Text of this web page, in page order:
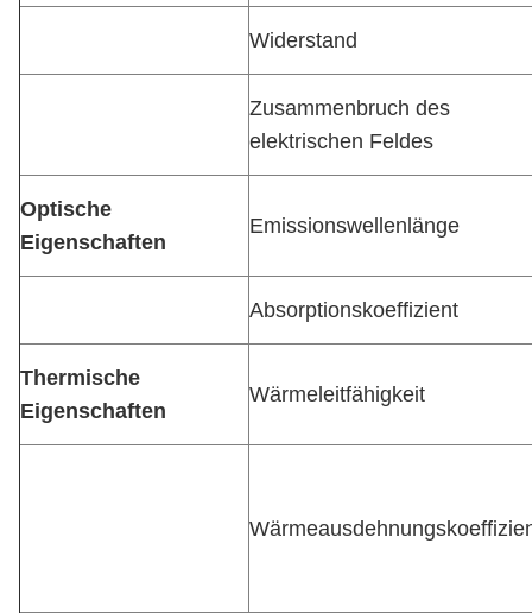
Widerstand
Zusammenbruch des
elektrischen Feldes
Optische
Eigenschaften
Emissionswellenlänge
Absorptionskoeffizient
Thermische
Eigenschaften
Wärmeleitfähigkeit